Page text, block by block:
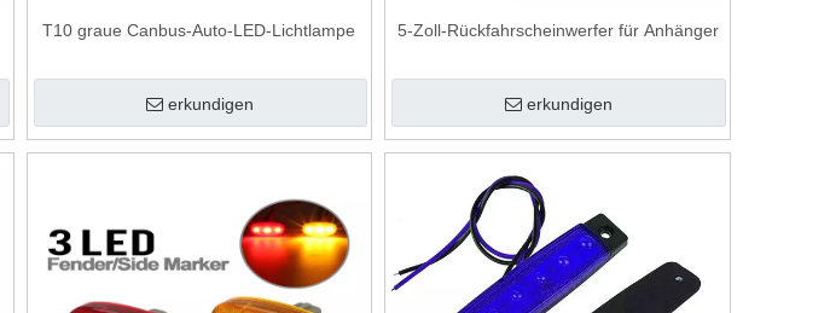
T10 graue Canbus-Auto-LED-Lichtlampe
erkundigen
5-Zoll-Rückfahrscheinwerfer für Anhänger
erkundigen